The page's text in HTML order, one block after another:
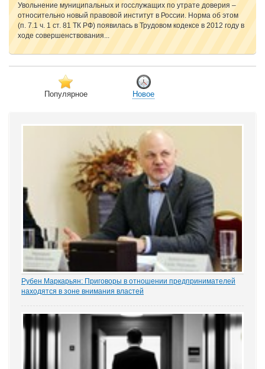
Увольнение муниципальных и госслужащих по утрате доверия –
относительно новый правовой институт в России. Норма об этом
(п. 7.1 ч. 1 ст. 81 ТК РФ) появилась в Трудовом кодексе в 2012 году в
ходе совершенствования...
Популярное Новое
Рубен Маркарьян: Приговоры в отношении предпринимателей
находятся в зоне внимания властей
расследования «Пермский захват». Владелец сети заправок...